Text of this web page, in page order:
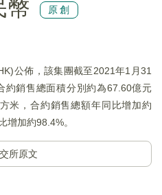
幣
原創
公佈，該集團截至2021年1月31
約銷售總面積分別約為67.60億元
米，合約銷售總額年同比增加約
增加約98.4%。
所原文